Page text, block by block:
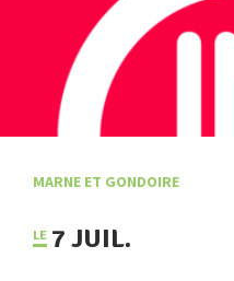
MARNE ET GONDOIRE
7 JUIL.